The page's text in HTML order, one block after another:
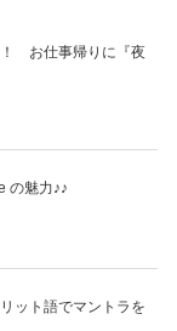
！ お仕事帰りに『夜
の魅力♪♪
ット語でマントラを